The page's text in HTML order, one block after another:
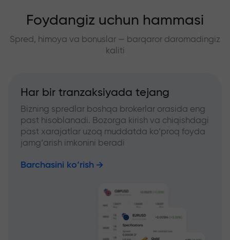
Foydangiz uchun hammasi
Spred, himoya va bonuslar — barqaror daromadingiz
kaliti
Har bir tranzaksiyada tejang
Bizning spredlar boshqa brokerlar orasida eng
past hisoblanadi. Bozorga kirish va chiqishdagi
past xarajatlar uzoq muddatda ko‘proq foyda
jamg‘arish imkonini beradi
Barchasini ko‘rish